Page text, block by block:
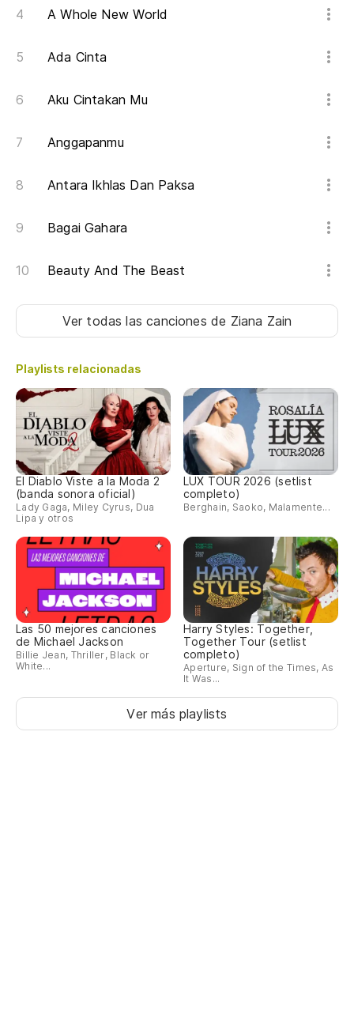
A Whole New World
Ada Cinta
Aku Cintakan Mu
Anggapanmu
Antara Ikhlas Dan Paksa
Bagai Gahara
Beauty And The Beast
Ver todas las canciones de Ziana Zain
Playlists relacionadas
El Diablo Viste a la Moda 2
(banda sonora oficial)
Lady Gaga, Miley Cyrus, Dua
Lipa y otros
LUX TOUR 2026 (setlist
completo)
Berghain, Saoko, Malamente...
Las 50 mejores canciones
de Michael Jackson
Billie Jean, Thriller, Black or
White...
Harry Styles: Together,
Together Tour (setlist
completo)
Aperture, Sign of the Times, As
It Was...
Ver más playlists